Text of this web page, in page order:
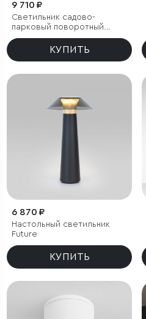
9 710 ₽
Светильник садово-
парковый поворотный
Landscape 15W черный
КУПИТЬ
6 870 ₽
Настольный светильник
Future
КУПИТЬ